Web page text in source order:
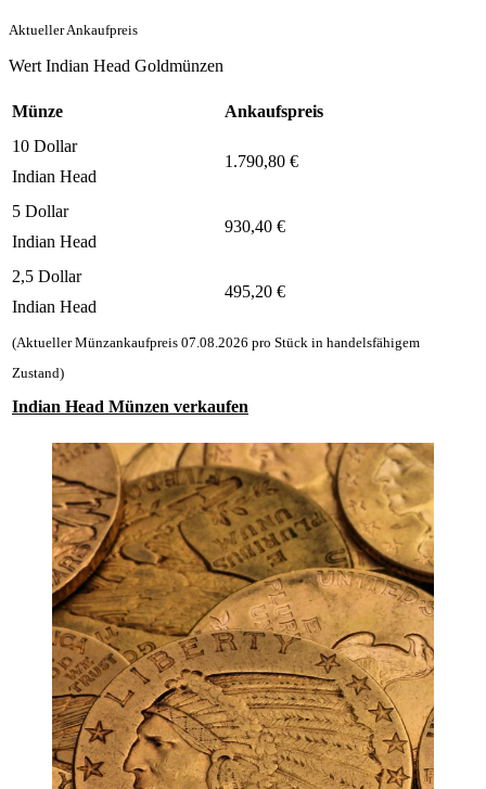
Aktueller Ankaufpreis
Wert Indian Head Goldmünzen
Münze
Ankaufspreis
10 Dollar
Indian Head
1.790,80 €
5 Dollar
Indian Head
930,40 €
2,5 Dollar
Indian Head
495,20 €
(Aktueller Münzankaufpreis 07.08.2026 pro Stück in handelsfähigem
Zustand)
Indian Head Münzen verkaufen